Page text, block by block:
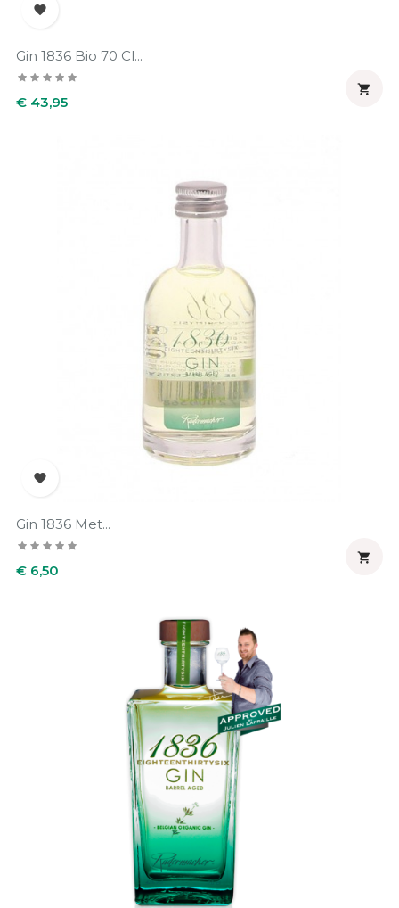

Gin 1836 Bio 70 Cl...
Prijs
€ 43,95


Gin 1836 Met...
Prijs
€ 6,50
